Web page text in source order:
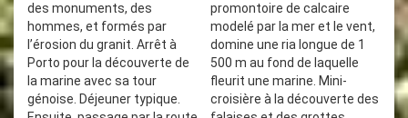
des monuments, des
hommes, et formés par
l’érosion du granit. Arrêt à
Porto pour la découverte de
la marine avec sa tour
génoise. Déjeuner typique.
promontoire de calcaire
modelé par la mer et le vent,
domine une ria longue de 1
500 m au fond de laquelle
fleurit une marine. Mini-
croisière à la découverte des